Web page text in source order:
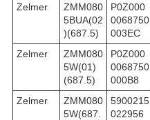
Zelmer
ZMM080
5BUA(02
)(687.5)
P0Z000
0068750
003EC
Zelmer
ZMM080
5W(01)
(687.5)
P0Z000
0068750
000B8
Zelmer
ZMM080
5W(687.
5900215
022956